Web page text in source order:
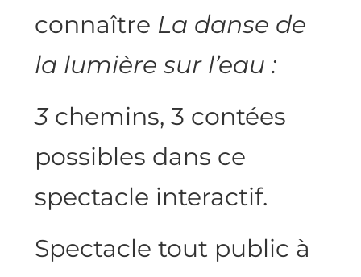
connaître La danse de
la lumière sur l’eau :
3 chemins, 3 contées
possibles dans ce
spectacle interactif.
Spectacle tout public à